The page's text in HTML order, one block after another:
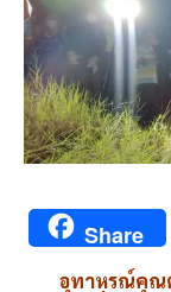
Share
อุทาหรณ์คุณ